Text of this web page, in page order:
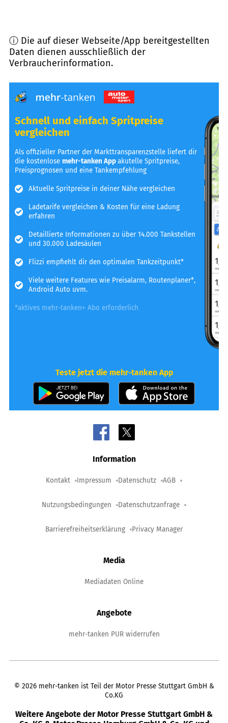
ⓘ Die auf dieser Webseite/App bereitgestellten
Daten dienen ausschließlich der
Verbraucherinformation.
Schnell und einfach Spritpreise
vergleichen
Als offizieller Partner der Markttransparenzstelle liefert dir
die kostenlosemehr-tanken Appakutelle Spritpreise,
Preisprognosen und eine Tankempfehlung
Aktuelle Spritpreise in deiner Nähe vergleichen
Ladetarife vergleichen & Kosten für eine Ladung
erfahren
Detaillierte Informationen zu über 14.000 Tankstellen
und 30.000 Ladesäulen
Flizzi empfiehlt dir den optimalen Tankzeitpunkt*
Viele weitere Features wie Preisalarm, Routenplaner*,
Android Auto uvm.
*aktives mehr-tanken+ Abo erforderlich
Teste jetzt die mehr-tanken App
Information
Kontakt Impressum Datenschutz AGB
Nutzungsbedingungen Datenschutzanfrage
Barrierefreiheitserklärung Privacy Manager
Media
Mediadaten Online
Angebote
mehr-tanken PUR widerrufen
© 2026 mehr-tanken ist Teil der Motor Presse Stuttgart GmbH &
Co.KG
Weitere Angebote der Motor Presse Stuttgart GmbH &